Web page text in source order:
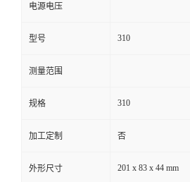
言
电源电压
型号 310
测量范围
规格 310
加工定制 否
外形尺寸 201 x 83 x 44 mm